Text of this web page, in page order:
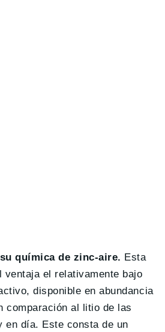
química de zinc-aire. Esta
ventaja el relativamente bajo
disponible en abundancia
comparación al litio de las
en día. Este consta de un